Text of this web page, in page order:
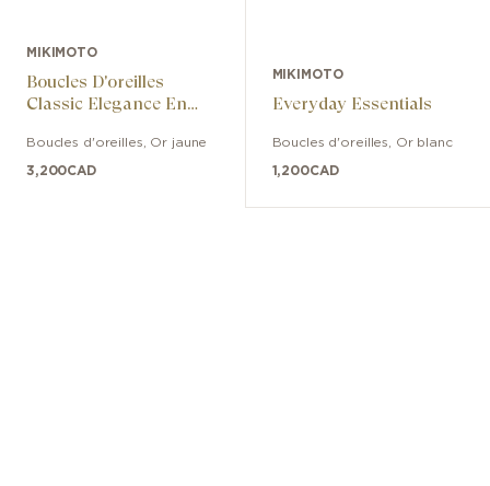
MIKIMOTO
Boucles D'oreilles
Classic Elegance En
Avec Diamants
Boucles d'oreilles Or jaune
3,200CAD
MIKIMOTO
Everyday Essentials
Boucles d'oreilles Or blanc
1,200CAD